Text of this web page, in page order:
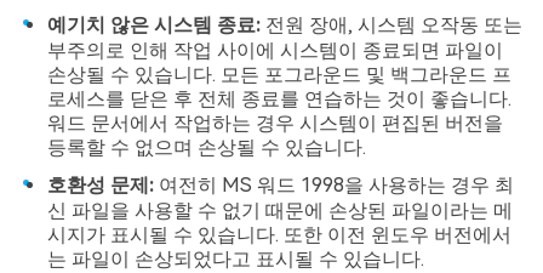
예기치 않은 시스템 종료: 전원 장애, 시스템 오작동 또는
부주의로 인해 작업 사이에 시스템이 종료되면 파일이
손상될 수 있습니다. 모든 포그라운드 및 백그라운드 프
로세스를 닫은 후 전체 종료를 연습하는 것이 좋습니다.
워드 문서에서 작업하는 경우 시스템이 편집된 버전을
등록할 수 없으며 손상될 수 있습니다.
호환성 문제: 여전히 MS 워드 1998을 사용하는 경우 최
신 파일을 사용할 수 없기 때문에 손상된 파일이라는 메
시지가 표시될 수 있습니다. 또한 이전 윈도우 버전에서
는 파일이 손상되었다고 표시될 수 있습니다.